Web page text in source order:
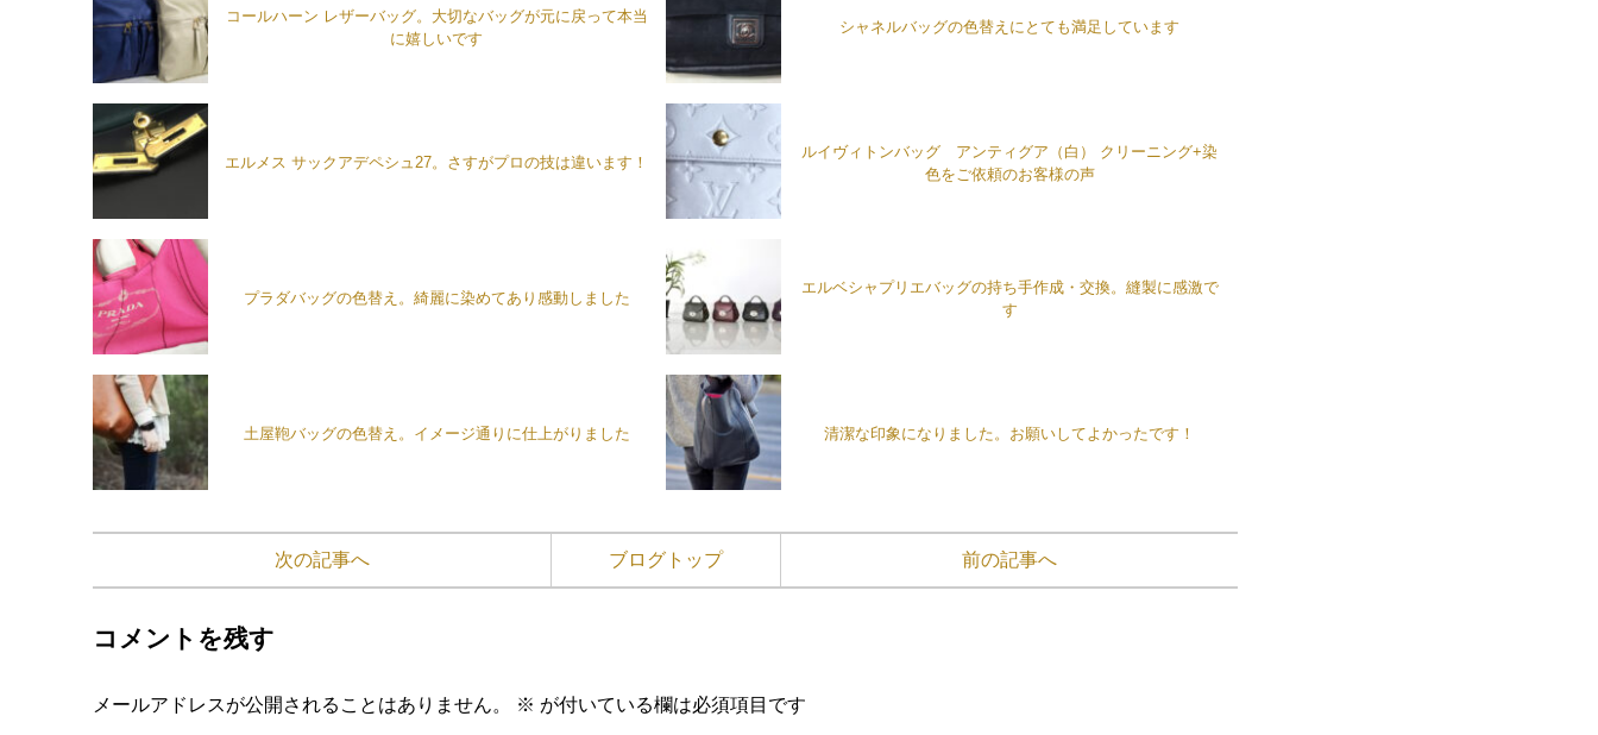
コールハーン レザーバッグ。大切なバッグが元に戻って本当
に嬉しいです
シャネルバッグの色替えにとても満足しています
エルメス サックアデペシュ27。さすがプロの技は違います！
ルイヴィトンバッグ アンティグア（白） クリーニング+染
色をご依頼のお客様の声
プラダバッグの色替え。綺麗に染めてあり感動しました
エルベシャプリエバッグの持ち手作成・交換。縫製に感激で
す
土屋鞄バッグの色替え。イメージ通りに仕上がりました 清潔な印象になりました。お願いしてよかったです！
次の記事へ ブログトップ 前の記事へ
コメントを残す
メールアドレスが公開されることはありません。 ※ が付いている欄は必須項目です